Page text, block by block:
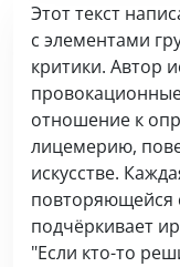
Этот текст
с элементами
критики. Автор
отношение к
лицемерию,
искусстве.
повторяющейся
подчёркивает
"Если кто-то